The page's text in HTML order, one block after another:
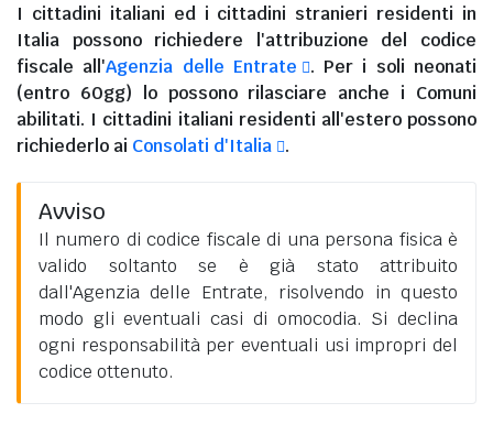
I cittadini italiani ed i cittadini stranieri residenti in
Italia possono richiedere l'attribuzione del codice
fiscale all'Agenzia delle Entrate
. Per i soli neonati
(entro 60gg) lo possono rilasciare anche i Comuni
abilitati. I cittadini italiani residenti all'esteropossono
richiederlo ai Consolati d'Italia .
Avviso
Il numero di codice fiscale di una persona fisica è
valido soltanto se è già stato attribuito
dall'Agenzia delle Entrate, risolvendo in questo
modo gli eventuali casi di omocodia. Si declina
ogni responsabilità per eventuali usi impropri del
codice ottenuto.